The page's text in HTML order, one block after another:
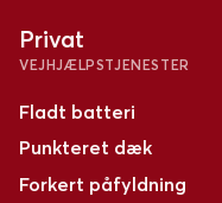
Privat
VEJHJÆLPSTJENESTER
Fladt batteri
Punkteret dæk
Forkert påfyldning